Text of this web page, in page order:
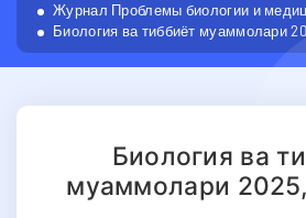
Журнал Проблемы биологии и
Биология ва тиббиёт муаммолари
Биология ва
муаммолари